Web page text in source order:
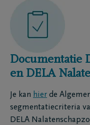
Documentatie
en DELA
Je kan hier de
segmentatiecriteria
DELA